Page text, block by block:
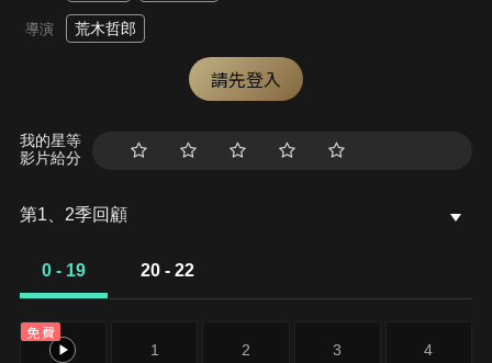
導演 荒木哲郎
請先登入
我的星等
影片給分
第1、2季回顧
0 - 19 20 - 22
免費
0 1 2 3 4